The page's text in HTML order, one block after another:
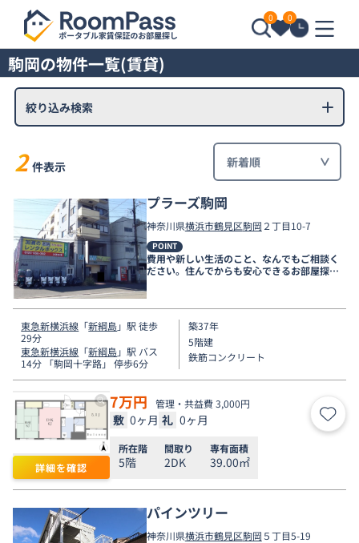
0 0
駒岡の物件一覧(賃貸)
絞り込み検索
2 件表示
プラーズ駒岡
神奈川県横浜市鶴見区駒岡 ２丁目10-7
POINT
費用や新しい生活のこと、なんでもご相談く
ださい。住んでからも安心できるお部屋探し
をお手伝いします！
東急新横浜線 「新綱島」駅 徒歩
29分
東急新横浜線 「新綱島」駅 バス
14分 「駒岡十字路」 停歩6分
築37年
5階建
鉄筋コンクリート
詳細を確認
7万円 管理・共益費 3,000円
敷 0ヶ月 礼 0ヶ月 お気
所在階
5階
間取り
2DK
専有面積
39.00㎡
パインツリー
神奈川県横浜市鶴見区駒岡５丁目5-19